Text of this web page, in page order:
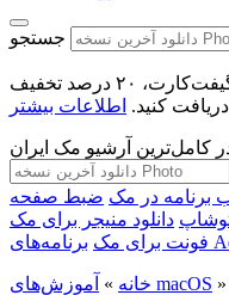
جستجو
تا تاریخ ۳۰ مرداد ۱۴۰۵ با خرید هر گیفت‌کارت، ۲۰ درصد تخفیف
کنید. اطلاعات بیشتر
برنامه در مک ضبط صفحه
دانلود منیجر برای مک
فونت برای مک
خانه » آموزش‌های macOS »